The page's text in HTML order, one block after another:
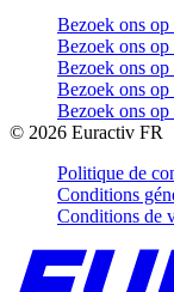
Bezoek ons
Bezoek ons
Bezoek ons op
Bezoek ons op
Bezoek ons
© 2026 Euractiv FR
Politique de
Conditions
Conditions de